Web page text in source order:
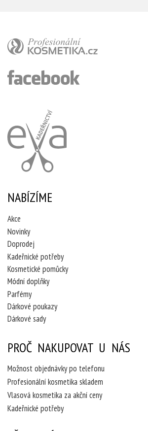
NABÍZÍME
Akce
Novinky
Doprodej
Kadeřnické potřeby
Kosmetické pomůcky
Módní doplňky
Parfémy
Dárkové poukazy
Dárkové sady
PROČ NAKUPOVAT U NÁS
Možnost objednávky po telefonu
Profesionální kosmetika skladem
Vlasová kosmetika za akční ceny
Kadeřnické potřeby